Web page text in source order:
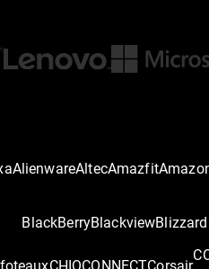
AlienwareAltecAmazfit
BlackBerryBlackviewBlizzard
CHIQCONNECTCorsair